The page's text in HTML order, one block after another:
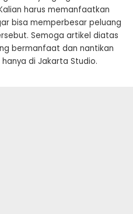
harus memanfaatkan
bisa memperbesar peluang
Semoga artikel diatas
bermanfaat dan nantikan
di Jakarta Studio.